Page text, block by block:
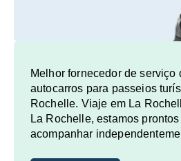
Melhor fornecedor de serviço
autocarros para passeios
Rochelle. Viaje em La
La Rochelle, estamos
acompanhar